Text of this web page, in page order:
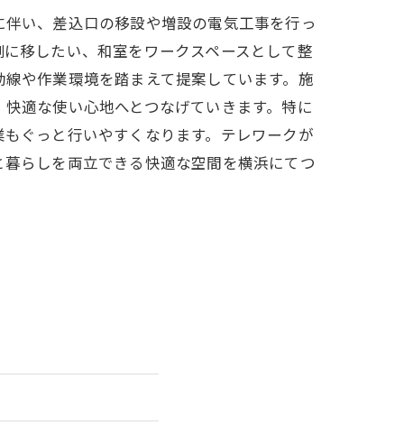
い、差込口の移設や増設の電気工事を行っ
移したい、和室をワークスペースとして整
や作業環境を踏まえて提案しています。施
適な使い心地へとつなげていきます。特に
ぐっと行いやすくなります。テレワークが
らしを両立できる快適な空間を横浜にてつ